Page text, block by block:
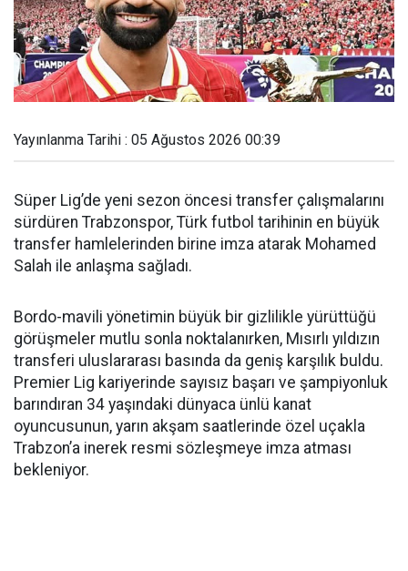
Yayınlanma Tarihi : 05 Ağustos 2026 00:39
Süper Lig’de yeni sezon öncesi transfer çalışmalarını
sürdüren Trabzonspor, Türk futbol tarihinin en büyük
transfer hamlelerinden birine imza atarak Mohamed
Salah ile anlaşma sağladı.
Bordo-mavili yönetimin büyük bir gizlilikle yürüttüğü
görüşmeler mutlu sonla noktalanırken, Mısırlı yıldızın
transferi uluslararası basında da geniş karşılık buldu.
Premier Lig kariyerinde sayısız başarı ve şampiyonluk
barındıran 34 yaşındaki dünyaca ünlü kanat
oyuncusunun, yarın akşam saatlerinde özel uçakla
Trabzon’a inerek resmi sözleşmeye imza atması
bekleniyor.